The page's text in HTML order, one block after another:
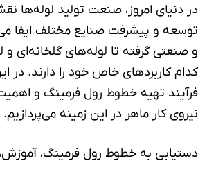
در دنیای امروز، صنعت تولید لوله‌ها
توسعه و پیشرفت صنایع مختلف ایفا
و صنعتی گرفته تا لوله‌های گلخانه‌ای و
کدام کاربردهای خاص خود را دارند. در
فرآیند تهیه خطوط رول فرمینگ و
نیروی کار ماهر در این زمینه می‌پردازیم.
دستیابی به خطوط رول فرمینگ،